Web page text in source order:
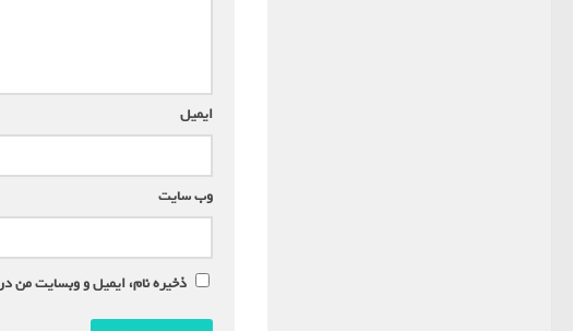
ایمیل
وب‌ سایت
ذخیره نام، ایمیل و وبسایت من